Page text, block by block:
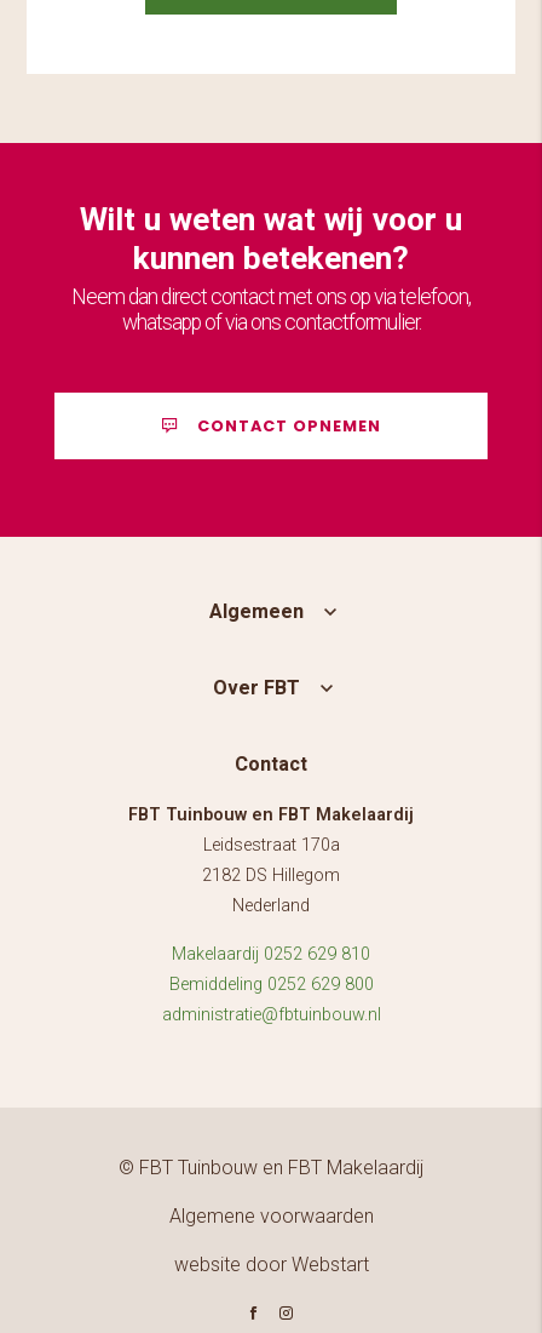
Wilt u weten wat wij voor u
kunnen betekenen?
Neem dan direct contact met ons op via telefoon,
whatsapp of via ons contactformulier.
CONTACT OPNEMEN
Algemeen
Over FBT
Contact
FBT Tuinbouw en FBT Makelaardij
Leidsestraat 170a
2182 DS Hillegom
Nederland
Makelaardij 0252 629 810
Bemiddeling 0252 629 800
administratie@fbtuinbouw.nl
© FBT Tuinbouw en FBT Makelaardij
Algemene voorwaarden
website door Webstart